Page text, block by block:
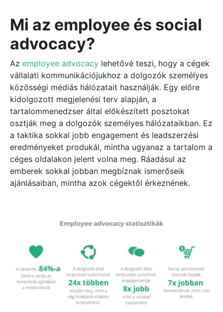
Mi az employee és social
advocacy?
Az employee advocacy lehetővé teszi, hogy a cégek
vállalati kommunikációjukhoz a dolgozók személyes
közösségi médiás hálózatait használják. Egy előre
kidolgozott megjelenési terv alapján, a
tartalommenedzser által előkészített posztokat
osztják meg a dolgozók személyes hálózataikban. Ez
a taktika sokkal jobb engagement és leadszerzési
eredményeket produkál, mintha ugyanaz a tartalom a
céges oldalakon jelent volna meg. Ráadásul az
emberek sokkal jobban megbíznak ismerőseik
ajánlásaiban, mintha azok cégektől érkeznének.